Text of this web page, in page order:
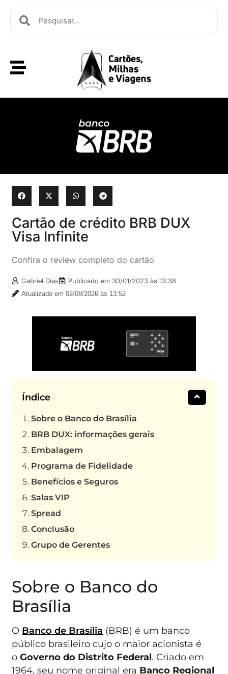
Cartão de crédito BRB DUX
Visa Infinite
Confira o review completo do cartão
Gabriel Dias Publicado em 30/01/2023 às 13:38
Atualizado em 02/08/2026 às 13:52
Índice
Sobre o Banco do Brasília
BRB DUX: informações gerais
Embalagem
Programa de Fidelidade
Benefícios e Seguros
Salas VIP
Spread
Conclusão
Grupo de Gerentes
Sobre o Banco do
Brasília
O Banco de Brasília (BRB) é um banco
público brasileiro cujo o maior acionista é
oGoverno do Distrito Federal. Criado em
1964, seu nome original era Banco Regional